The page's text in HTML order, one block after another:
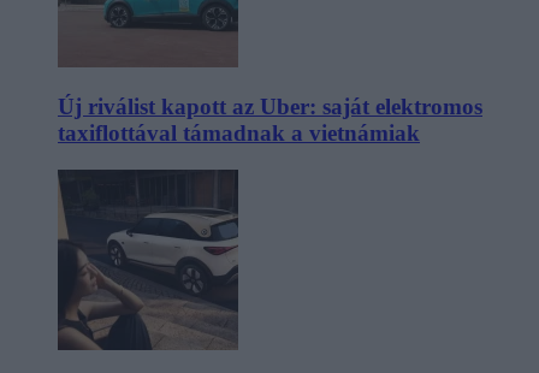
Új riválist kapott az Uber: saját elektromos
taxiflottával támadnak a vietnámiak